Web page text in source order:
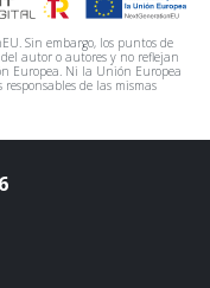
Sin embargo, los puntos de
autor o autores y no reflejan
Europea. Ni la Unión Europea
de las mismas